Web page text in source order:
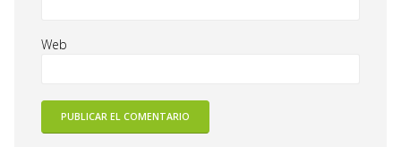
Web